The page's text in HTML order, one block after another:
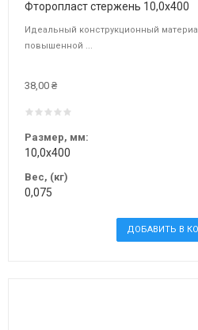
Фторопласт стержень 10,0х400
Идеальный конструкционный
повышенной ...
38,00 ₴
Размер, мм:
10,0х400
Вес, (кг)
0,075